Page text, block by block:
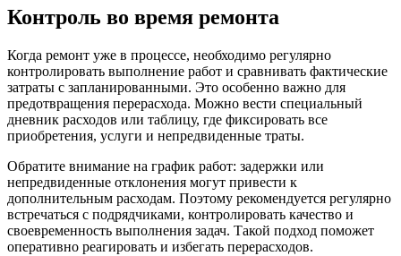
Контроль во время ремонта
Когда ремонт уже в процессе, необходимо регулярно
контролировать выполнение работ и сравнивать фактические
затраты с запланированными. Это особенно важно для
предотвращения перерасхода. Можно вести специальный
дневник расходов или таблицу, где фиксировать все
приобретения, услуги и непредвиденные траты.
Обратите внимание на график работ: задержки или
непредвиденные отклонения могут привести к
дополнительным расходам. Поэтому рекомендуется регулярно
встречаться с подрядчиками, контролировать качество и
своевременность выполнения задач. Такой подход поможет
оперативно реагировать и избегать перерасходов.